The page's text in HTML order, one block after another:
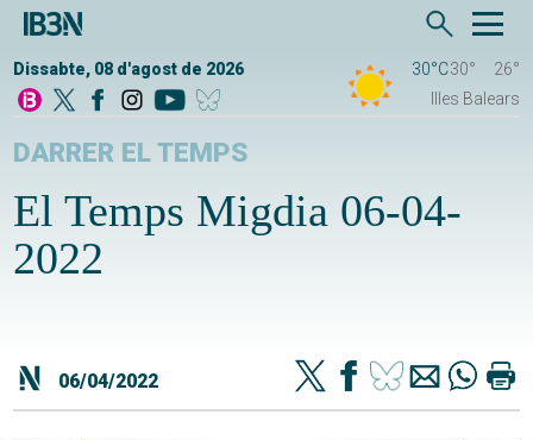
Dissabte, 08 d'agost de 2026 30°C30°
26°
Illes Balears
DARRER EL TEMPS
El Temps Migdia 06-04-
2022
06/04/2022